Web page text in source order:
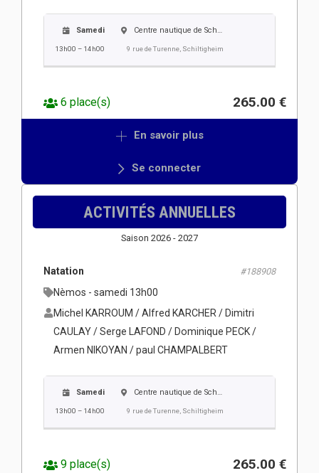
Samedi
13h00 – 14h00
Centre nautique de Schiltigheim
9 rue de Turenne, Schiltigheim
6 place(s) 265.00 €
En savoir plus
Se connecter
ACTIVITÉS ANNUELLES
Saison 2026 - 2027
Natation #188908
Nèmos - samedi 13h00
Michel KARROUM / Alfred KARCHER / Dimitri
CAULAY / Serge LAFOND / Dominique PECK /
Armen NIKOYAN / paul CHAMPALBERT
Samedi
13h00 – 14h00
Centre nautique de Schiltigheim
9 rue de Turenne, Schiltigheim
9 place(s) 265.00 €